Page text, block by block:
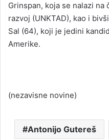
Grinspan, koja se nalazi
razvoj (UNKTAD), kao i
Sal (64), koji je jedini
Amerike.
(nezavisne novine)
Antonijo Gutereš